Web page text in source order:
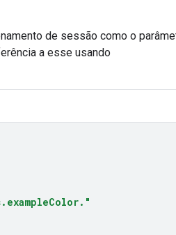
de sessão como o
a esse usando